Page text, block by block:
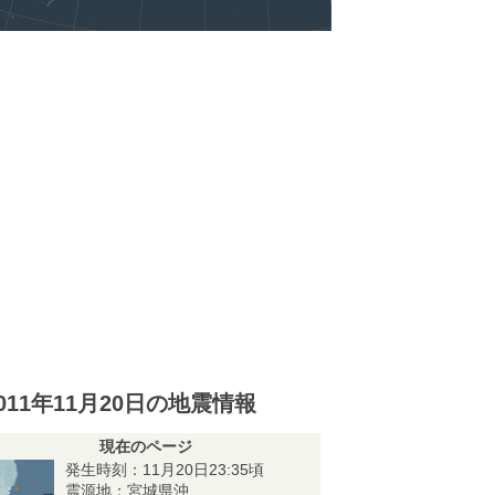
年11月20日の地震情報
現在のページ
発生時刻：11月20日23:35頃
震源地：宮城県沖